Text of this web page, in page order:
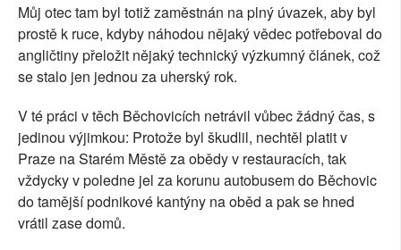
Můj otec tam byl totiž zaměstnán na plný úvazek, aby byl
prostě k ruce, kdyby náhodou nějaký vědec potřeboval do
angličtiny přeložit nějaký technický výzkumný článek, což
se stalo jen jednou za uherský rok.
V té práci v těch Běchovicích netrávil vůbec žádný čas, s
jedinou výjimkou: Protože byl škudlil, nechtěl platit v
Praze na Starém Městě za obědy v restauracích, tak
vždycky v poledne jel za korunu autobusem do Běchovic
do tamější podnikové kantýny na oběd a pak se hned
vrátil zase domů.